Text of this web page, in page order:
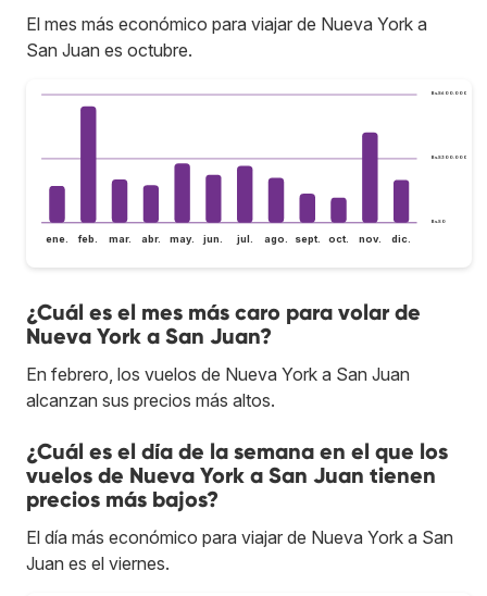
El mes más económico para viajar de Nueva York a
San Juan es octubre.
Bs.S0
Bs.S300.000
Bs.S600.000
ene. feb. mar. abr. may. jun. jul. ago. sept. oct. nov. dic.
¿Cuál es el mes más caro para volar de
Nueva York a San Juan?
En febrero, los vuelos de Nueva York a San Juan
alcanzan sus precios más altos.
¿Cuál es el día de la semana en el que los
vuelos de Nueva York a San Juan tienen
precios más bajos?
El día más económico para viajar de Nueva York a San
Juan es el viernes.